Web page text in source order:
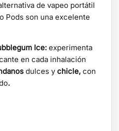
de vapeo portátil
Pods son una excelente
Ice: experimenta
en cada inhalación
dulces y chicle, con
.